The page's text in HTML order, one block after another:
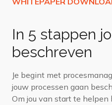
In 5 stappen
beschreven
Je begint met
jouw processen gaan
Om jou van start te